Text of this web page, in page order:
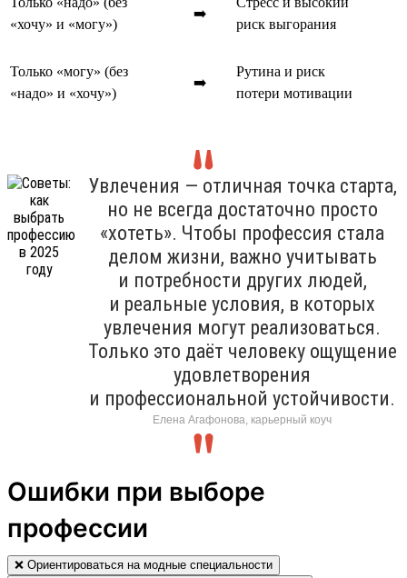
«хочу» и «могу»)
➡️
риск выгорания
Только «могу» (без
«надо» и «хочу»)
➡️
Рутина и риск
потери мотивации
Увлечения — отличная точка старта,
но не всегда достаточно просто
«хотеть». Чтобы профессия стала
делом жизни, важно учитывать
и потребности других людей,
и реальные условия, в которых
увлечения могут реализоваться.
Только это даёт человеку ощущение
удовлетворения
и профессиональной устойчивости.
Елена Агафонова, карьерный коуч
Ошибки при выборе
профессии
❌ Ориентироваться на модные специальности